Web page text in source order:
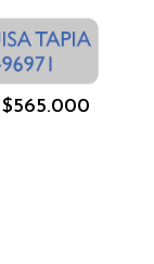
$565.000